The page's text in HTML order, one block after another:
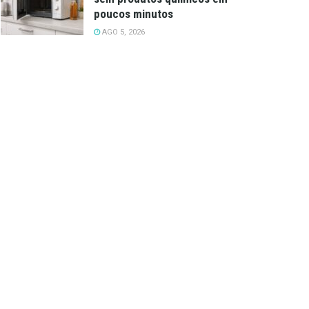
poucos minutos
AGO 5, 2026